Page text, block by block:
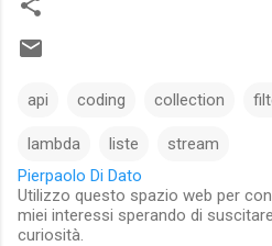
api coding collection
lambda liste
stream
Pierpaolo Di Dato
Utilizzo questo spazio web per
miei interessi sperando di
curiosità.